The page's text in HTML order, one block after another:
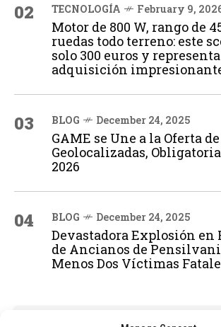
02 TECNOLOGÍA February 9,
Motor de 800 W, rango de
ruedas todo terreno: este
solo 300 euros y
adquisición
03 BLOG December 24, 2025
GAME se Une a la Oferta
Geolocalizadas,
2026
04 BLOG December 24, 2025
Devastadora Explosión en
de Ancianos de
Menos Dos Víctimas